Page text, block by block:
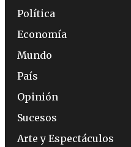
Política
Economía
Mundo
País
Opinión
Sucesos
Arte y Espectáculos